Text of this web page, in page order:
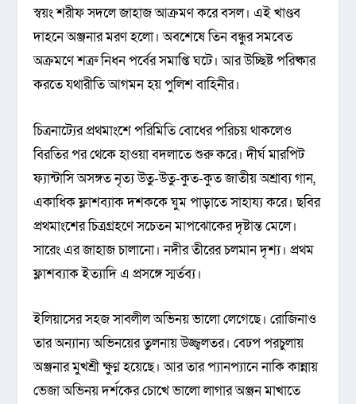
স্বয়ং শরীফ সদলে জাহাজ আক্রমণ করে বসল। এই খাণ্ডব
দাহনে অঞ্জনার মরণ হলো। অবশেষে তিন বন্ধুর সমবেত
অক্রমণে শত্রু নিধন পর্বের সমাপ্তি ঘটে। আর উচ্ছিষ্ট পরিষ্কার
করতে যথারীতি আগমন হয় পুলিশ বাহিনীর।
চিত্রনাট্যের প্রথমাংশে পরিমিতি বোধের পরিচয় থাকলেও
বিরতির পর থেকে হাওয়া বদলাতে শুরু করে। দীর্ঘ মারপিট
ফ্যান্টাসি অসঙ্গত নৃত্য উতু-উতু-কুত-কুত জাতীয় অশ্রাব্য গান,
একাধিক ফ্লাশব্যাক দশককে ঘুম পাড়াতে সাহায্য করে। ছবির
প্রথমাংশের চিত্রগ্রহণে সচেতন মাপঝোকের দৃষ্টান্ত মেলে।
সারেং এর জাহাজ চালানো। নদীর তীরের চলমান দৃশ্য। প্রথম
ফ্লাশব্যাক ইত্যাদি এ প্রসঙ্গে স্মর্তব্য।
ইলিয়াসের সহজ সাবলীল অভিনয় ভালো লেগেছে। রোজিনাও
তার অন্যান্য অভিনয়ের তুলনায় উজ্জ্বলতর। বেঢপ পরচুলায়
অঞ্জনার মুখশ্রী ক্ষুণ্ন হয়েছে। আর তার প্যানপ্যানে নাকি কান্নায়
ভেজা অভিনয় দর্শকের চোখে ভালো লাগার অঞ্জন মাখাতে